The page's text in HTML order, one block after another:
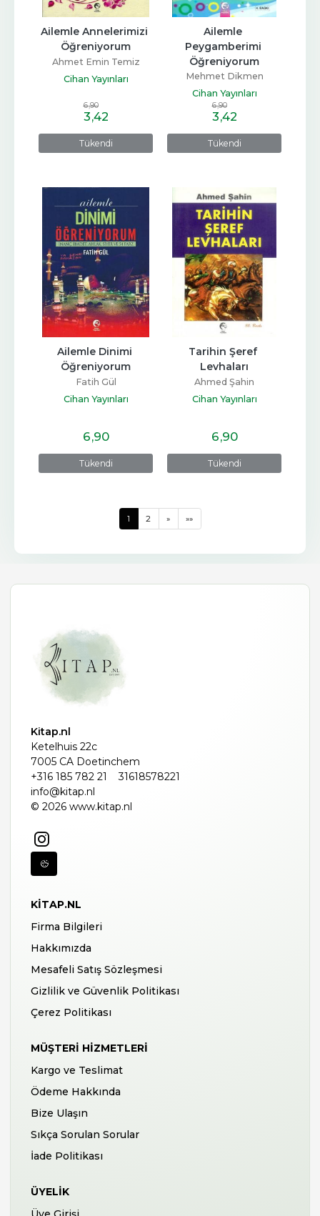
Tükendi
Ailemle Annelerimizi
Öğreniyorum
Ahmet Emin Temiz
Cihan Yayınları
6,90
3,42
Tükendi
Ailemle
Peygamberimi
Öğreniyorum
Mehmet Dikmen
Cihan Yayınları
6,90
3,42
Tükendi
Ailemle Dinimi
Öğreniyorum
Fatih Gül
Cihan Yayınları
6,90
Tükendi
Tarihin Şeref
Levhaları
Ahmed Şahin
Cihan Yayınları
6,90
1 2 » »»
Kitap.nl
Ketelhuis 22c
7005 CA Doetinchem
+316 185 782 21
31618578221
info@kitap.nl
© 2026 www.kitap.nl
KITAP.NL
Firma Bilgileri
Hakkımızda
Mesafeli Satış Sözleşmesi
Gizlilik ve Güvenlik Politikası
Çerez Politikası
MÜŞTERI HIZMETLERI
Kargo ve Teslimat
Ödeme Hakkında
Bize Ulaşın
Sıkça Sorulan Sorular
İade Politikası
ÜYELIK